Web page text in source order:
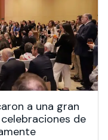
a una gran
de